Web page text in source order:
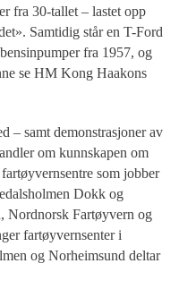
fra 30-tallet – lastet opp
Samtidig står en T-Ford
fra 1957, og
se HM Kong Haakons
– samt demonstrasjoner av
om kunnskapen om
som jobber
Dokk og
Nordnorsk Fartøyvern og
fartøyvernsenter i
og Norheimsund deltar